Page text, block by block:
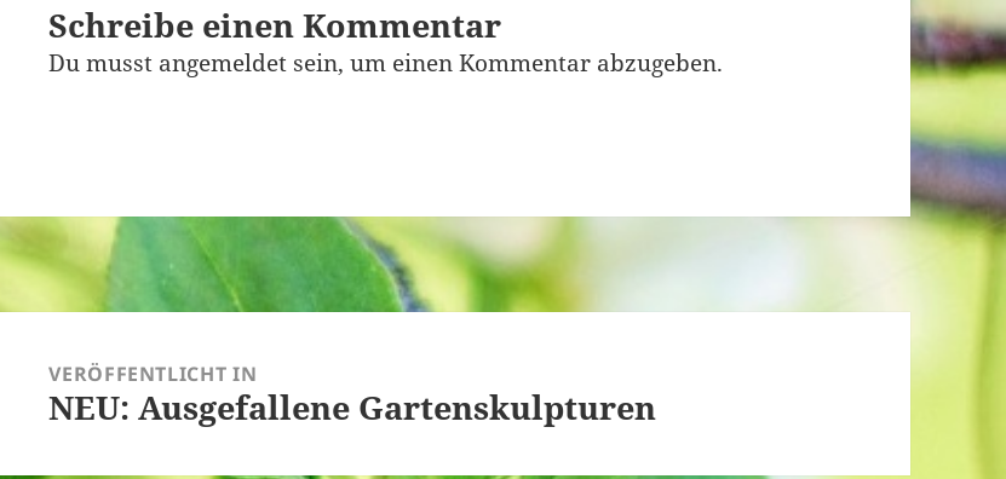
Schreibe einen Kommentar
Du musst angemeldet sein, um einen Kommentar abzugeben.
VERÖFFENTLICHT IN
NEU: Ausgefallene Gartenskulpturen